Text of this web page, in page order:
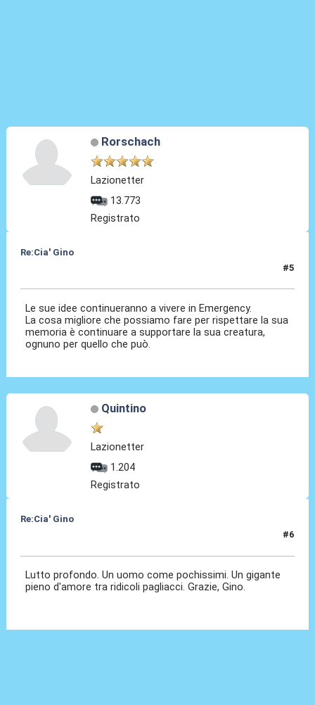
Rorschach
Lazionetter
13.773
Registrato
Re:Cia' Gino
#5
Le sue idee continueranno a vivere in Emergency.
La cosa migliore che possiamo fare per rispettare la sua
memoria è continuare a supportare la sua creatura,
ognuno per quello che può.
Quintino
Lazionetter
1.204
Registrato
Re:Cia' Gino
#6
Lutto profondo. Un uomo come pochissimi. Un gigante
pieno d'amore tra ridicoli pagliacci. Grazie, Gino.